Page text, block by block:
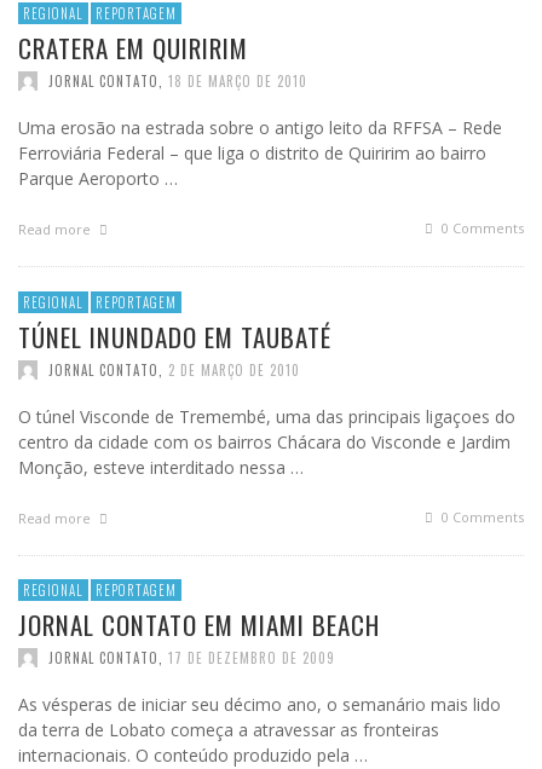
REGIONAL REPORTAGEM
CRATERA EM QUIRIRIM
JORNAL CONTATO 18 DE MARÇO DE 2010
Uma erosão na estrada sobre o antigo leito da RFFSA – Rede
Ferroviária Federal – que liga o distrito de Quiririm ao bairro
Parque Aeroporto …
Read more 0 Comments
REGIONAL REPORTAGEM
TÚNEL INUNDADO EM TAUBATÉ
JORNAL CONTATO 2 DE MARÇO DE 2010
O túnel Visconde de Tremembé, uma das principais ligaçoes do
centro da cidade com os bairros Chácara do Visconde e Jardim
Monção, esteve interditado nessa …
Read more 0 Comments
REGIONAL REPORTAGEM
JORNAL CONTATO EM MIAMI BEACH
JORNAL CONTATO 17 DE DEZEMBRO DE 2009
As vésperas de iniciar seu décimo ano, o semanário mais lido
da terra de Lobato começa a atravessar as fronteiras
internacionais. O conteúdo produzido pela …